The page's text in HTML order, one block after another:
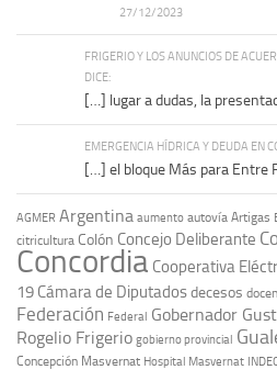
27/12/2023
FRIGERIO Y LOS ANUNCIOS DE
DICE:
[…] lugar a dudas, la
EMERGENCIA HÍDRICA Y DEUDA EN
[…] el bloque Más para Entre
AGMER Argentina aumento autovía Artigas
citricultura Colón Concejo Deliberante
Concordia Cooperativa
19 Cámara de Diputadosdecesos
Federación Federal Gobernador
Rogelio Frigerio gobierno provincial
Concepción Masvernat Hospital Masvernat